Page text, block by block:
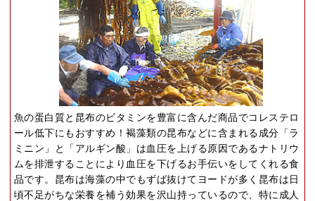
魚の蛋白質と昆布のビタミンを豊富に含んだ商品でコレステロ
ール低下にもおすすめ！褐藻類の昆布などに含まれる成分「ラ
ミニン」と「アルギン酸」は血圧を上げる原因であるナトリウ
ムを排泄することにより血圧を下げるお手伝いをしてくれる食
品です。昆布は海藻の中でもずば抜けてヨードが多く昆布は日
頃不足がちな栄養を補う効果を沢山持っているので、特に成人